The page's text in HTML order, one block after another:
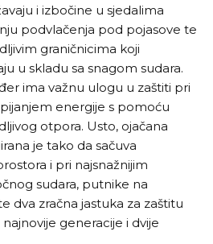
i izbočine u sjedalima
podvlačenja pod pojasove te
graničnicima koji
u skladu sa snagom sudara.
ima važnu ulogu u zaštiti pri
energije s pomoću
otpora. Usto, ojačana
je tako da sačuva
i pri najsnažnijim
sudara, putnike na
dva zračna jastuka za zaštitu
generacije i dvije